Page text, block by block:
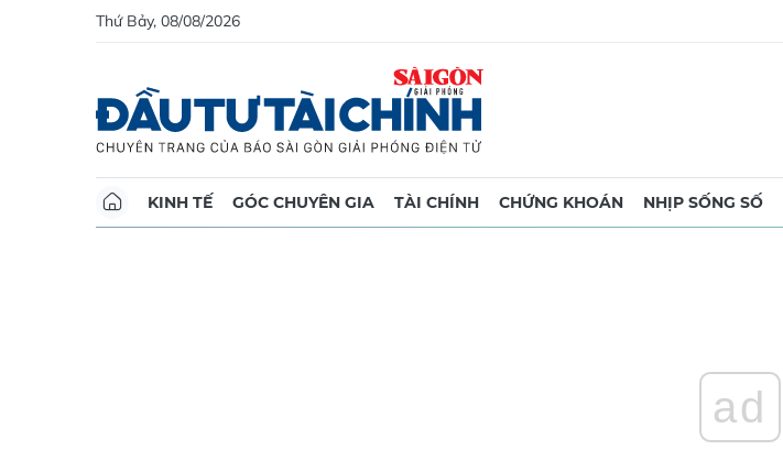
Thứ Bảy, 08/08/2026
KINH TẾ GÓC CHUYÊN GIA TÀI CHÍNH CHỨNG KHOÁN NHỊP SỐNG SỐ
ad